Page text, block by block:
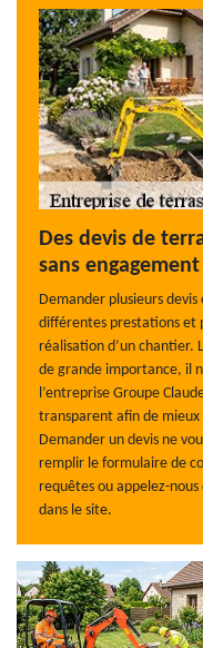
Des devis de
sans
Demander plusieurs
différentes prestations et
réalisation d’un chantier.
de grande importance, il
l’entreprise Groupe
transparent afin de
Demander un devis ne
remplir le formulaire de
requêtes ou appelez-
dans le site.